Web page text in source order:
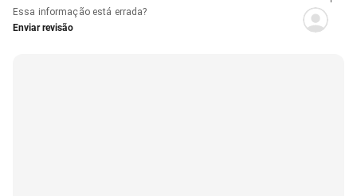
Essa informação está errada?
Enviar revisão